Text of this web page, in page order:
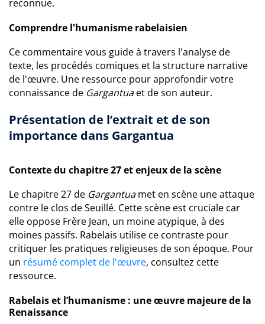
reconnue.
Comprendre l'humanisme rabelaisien
Ce commentaire vous guide à travers l'analyse de
texte, les procédés comiques et la structure narrative
de l'œuvre. Une ressource pour approfondir votre
connaissance de Gargantuaet de son auteur.
Présentation de l’extrait et de son
importance dans Gargantua
Contexte du chapitre 27 et enjeux de la scène
Le chapitre 27 de Gargantuamet en scène une attaque
contre le clos de Seuillé. Cette scène est cruciale car
elle oppose Frère Jean, un moine atypique, à des
moines passifs. Rabelais utilise ce contraste pour
critiquer les pratiques religieuses de son époque. Pour
un résumé complet de l'œuvre, consultez cette
ressource.
Rabelais et l’humanisme : une œuvre majeure de la
Renaissance